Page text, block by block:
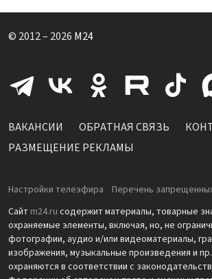
© 2012 – 2026 M24
ВАКАНСИИ ОБРАТНАЯ СВЯЗЬ
РАЗМЕЩЕНИЕ РЕКЛАМЫ
Настройки телеэфира
Перечень
Сайт m24.ru содержит материалы, товарные
охраняемые элементы, включая, но, не
фотографии, аудио и/или видеоматериалы,
изображения, музыкальные произведения и
охраняются в соответствии с